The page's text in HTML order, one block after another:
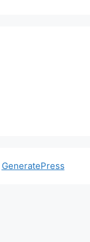
GeneratePress